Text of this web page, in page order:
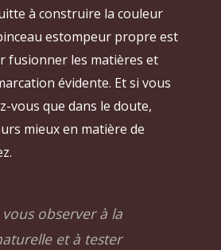
à construire la couleur
estompeur propre est
fusionner les matières et
évidente. Et si vous
vous que dans le doute,
mieux en matière de
vous observer à la
et à tester